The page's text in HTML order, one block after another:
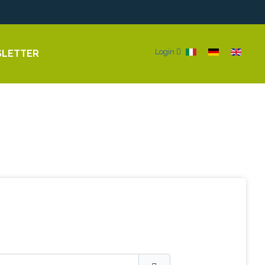
Login Seleziona la tua